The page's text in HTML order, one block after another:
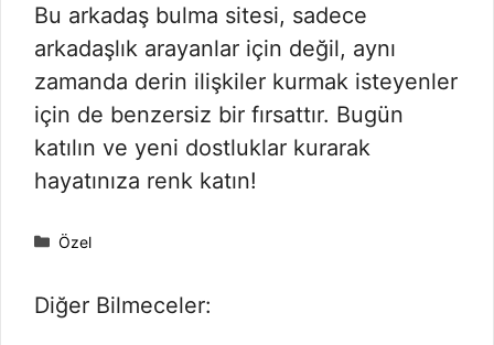
Bu arkadaş bulma sitesi, sadece
arkadaşlık arayanlar için değil, aynı
zamanda derin ilişkiler kurmak isteyenler
için de benzersiz bir fırsattır. Bugün
katılın ve yeni dostluklar kurarak
hayatınıza renk katın!
Kategoriler
Özel
Diğer Bilmeceler: